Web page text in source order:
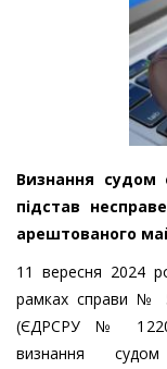
Визнання судом
підстав
арештованого
11 вересня 2024
рамках справи №
(ЄДРСРУ №
визнання